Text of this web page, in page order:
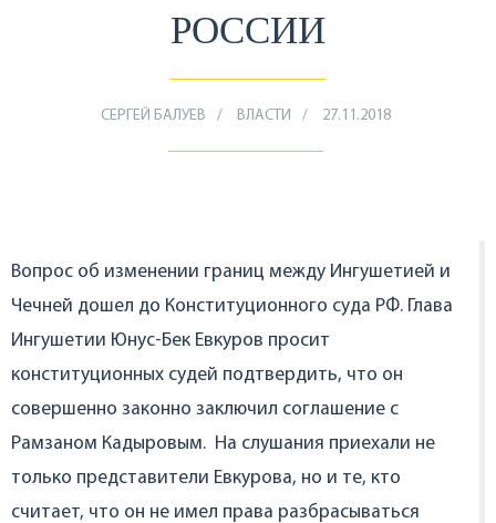
РОССИИ
СЕРГЕЙ БАЛУЕВ ВЛАСТИ 27.11.2018
Вопрос об изменении границ между Ингушетией и
Чечней дошел до Конституционного суда РФ. Глава
Ингушетии Юнус-Бек Евкуров просит
конституционных судей подтвердить, что он
совершенно законно заключил соглашение с
Рамзаном Кадыровым. На слушания приехали не
только представители Евкурова, но и те, кто
считает, что он не имел права разбрасываться